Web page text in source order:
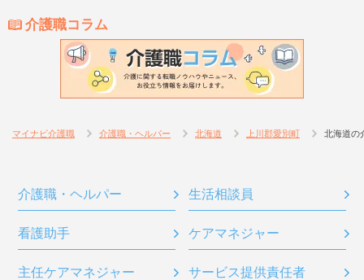
介護職コラム
マイナビ介護職 介護職・ヘルパー 北海道 上川郡愛別町 北海道の
介護職・ヘルパー 生活相談員
看護助手 ケアマネジャー
主任ケアマネジャー サービス提供責任者